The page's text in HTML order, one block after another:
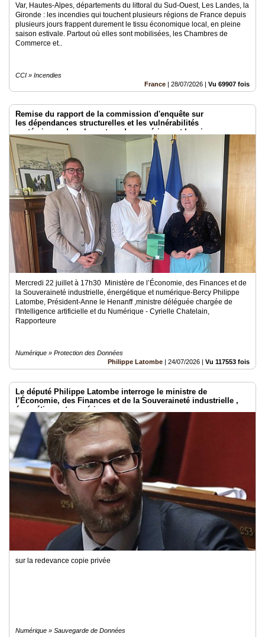
Var, Hautes-Alpes, départements du littoral du Sud-Ouest, Les Landes, la
Gironde : les incendies qui touchent plusieurs régions de France depuis
plusieurs jours frappent durement le tissu économique local, en pleine
saison estivale. Partout où elles sont mobilisées, les Chambres de
Commerce et..
CCI » Incendies
France | 28/07/2026 | Vu 69907 fois
Remise du rapport de la commission d'enquête sur
les dépendances structurelles et les vulnérabilités
systémiques dans le secteur du numérique et les risques pour
l’indépendance de la France
Mercredi 22 juillet à 17h30 Ministère de l’Économie, des Finances et de
la Souveraineté industrielle, énergétique et numérique-Bercy Philippe
Latombe, Président-Anne le Henanff ,ministre déléguée chargée de
l'Intelligence artificielle et du Numérique - Cyrielle Chatelain,
Rapporteure
Numérique » Protection des Données
Philippe Latombe | 24/07/2026 | Vu 117553 fois
Le député Philippe Latombe interroge le ministre de
l’Économie, des Finances et de la Souveraineté industrielle ,
énergétique et numérique
sur la redevance copie privée
Numérique » Sauvegarde de Données